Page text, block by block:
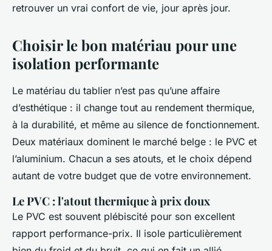
retrouver un vrai confort de vie, jour après jour.
Choisir le bon matériau pour une
isolation performante
Le matériau du tablier n’est pas qu’une affaire
d’esthétique : il change tout au rendement thermique,
à la durabilité, et même au silence de fonctionnement.
Deux matériaux dominent le marché belge : le PVC et
l’aluminium. Chacun a ses atouts, et le choix dépend
autant de votre budget que de votre environnement.
Le PVC : l'atout thermique à prix doux
Le PVC est souvent plébiscité pour son excellent
rapport performance-prix. Il isole particulièrement